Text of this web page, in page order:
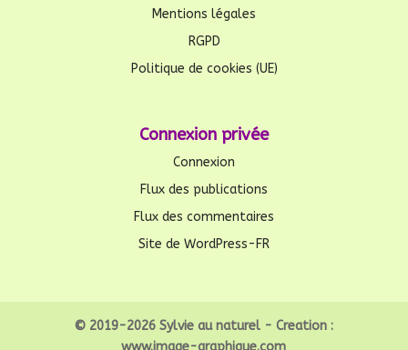
Mentions légales
RGPD
Politique de cookies (UE)
Connexion privée
Connexion
Flux des publications
Flux des commentaires
Site de WordPress-FR
© 2019-2026 Sylvie au naturel - Creation :
www.image-graphique.com